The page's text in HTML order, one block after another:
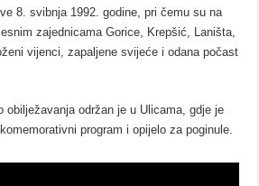
8. svibnja 1992. godine, pri čemu su na
zajednicama Gorice, Krepšić, Laništa,
vijenci, zapaljene svijeće i odana počast
obilježavanja održan je u Ulicama, gdje je
program i opijelo za poginule.